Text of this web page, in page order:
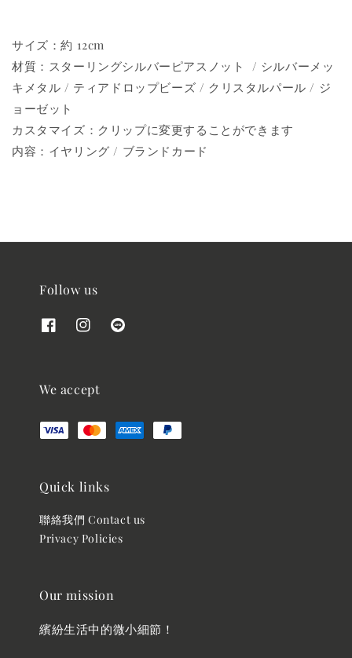
サイズ：約 12cm
材質：スターリングシルバーピアスノット / シルバーメッ
キメタル / ティアドロップビーズ / クリスタルパール / ジ
ョーゼット
カスタマイズ：クリップに変更することができます
内容：イヤリング / ブランドカード
Follow us
We accept
Quick links
聯絡我們 Contact us
Privacy Policies
Our mission
繽紛生活中的微小細節！